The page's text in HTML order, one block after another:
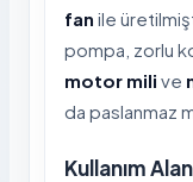
fan ile
pompa, zorlu
motor mili ve
da paslanmaz
Kullanım